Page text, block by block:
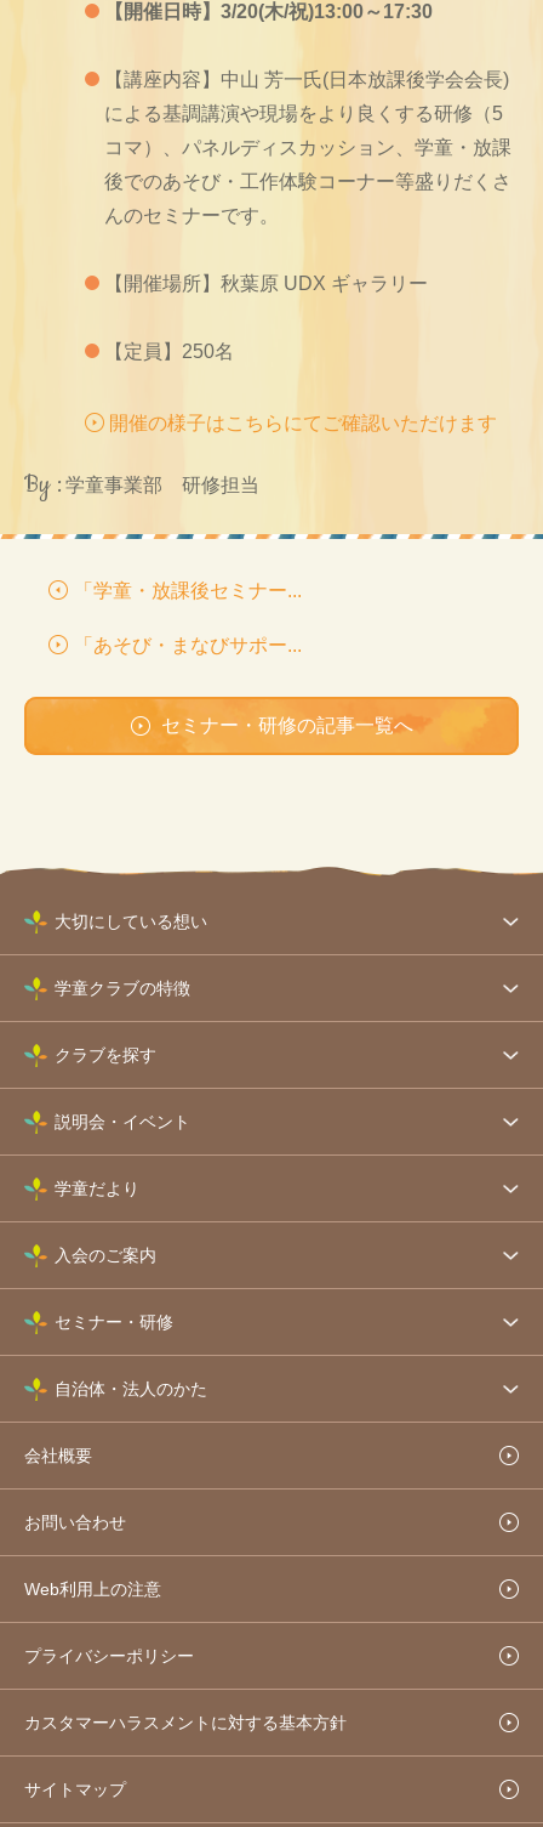
【開催日時】3/20(木/祝)13:00～17:30
【講座内容】中山 芳一氏(日本放課後学会会長)
による基調講演や現場をより良くする研修（5
コマ）、パネルディスカッション、学童・放課
後でのあそび・工作体験コーナー等盛りだくさ
んのセミナーです。
【開催場所】秋葉原 UDX ギャラリー
【定員】250名
開催の様子はこちらにてご確認いただけます
By : 学童事業部 研修担当
「学童・放課後セミナー...
「あそび・まなびサポー...
セミナー・研修の記事一覧へ
大切にしている想い
学童クラブの特徴
クラブを探す
説明会・イベント
学童だより
入会のご案内
セミナー・研修
自治体・法人のかた
会社概要
お問い合わせ
Web利用上の注意
プライバシーポリシー
カスタマーハラスメントに対する基本方針
サイトマップ